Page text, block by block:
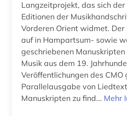
Langzeitprojekt, das sich
Editionen der
Vorderen Orient widmet.
auf in Hampartsum- sowie
geschriebenen
Musik aus dem 19.
Veröffentlichungen des CMO
Parallelausgabe von
Manuskripten zu find... Mehr